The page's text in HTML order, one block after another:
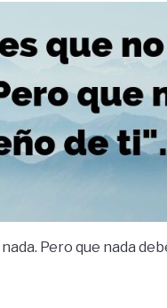
Pero que nada